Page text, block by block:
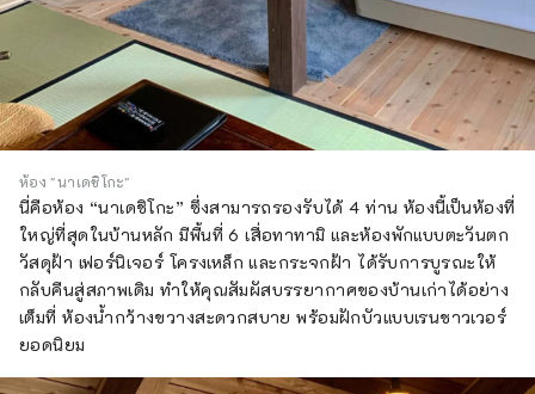
ห้อง "นาเดชิโกะ"
นี่คือห้อง “นาเดชิโกะ” ซึ่งสามารถรองรับได้ 4 ท่าน ห้องนี้เป็นห้องที่
ใหญ่ที่สุดในบ้านหลัก มีพื้นที่ 6 เสื่อทาทามิ และห้องพักแบบตะวันตก
วัสดุฝ้า เฟอร์นิเจอร์ โครงเหล็ก และกระจกฝ้า ได้รับการบูรณะให้
กลับคืนสู่สภาพเดิม ทำให้คุณสัมผัสบรรยากาศของบ้านเก่าได้อย่าง
เต็มที่ ห้องน้ำกว้างขวางสะดวกสบาย พร้อมฝักบัวแบบเรนชาวเวอร์
ยอดนิยม